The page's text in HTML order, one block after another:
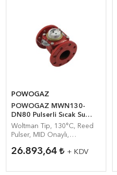
POWOGAZ
POWOGAZ MWN130-
DN80 Pulserli Sıcak Su
Sayacı
Woltman Tip, 130°C, Reed
Pulser, MID Onaylı,
26.893,64 + KDV